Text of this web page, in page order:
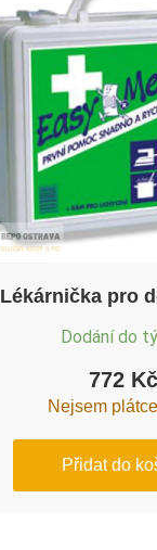
Lékárnička pro
Dodání do
772 Kč
Nejsem
Přidat do